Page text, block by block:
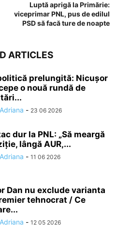
Luptă aprigă la Primărie:
viceprimar PNL, pus de edilul
PSD să facă ture de noapte
ARTICLES
prelungită: Nicușor
o nouă rundă de
- 23 06 2026
dur la PNL: „Să meargă
lângă AUR,...
- 11 06 2026
Dan nu exclude varianta
tehnocrat / Ce
- 12 05 2026